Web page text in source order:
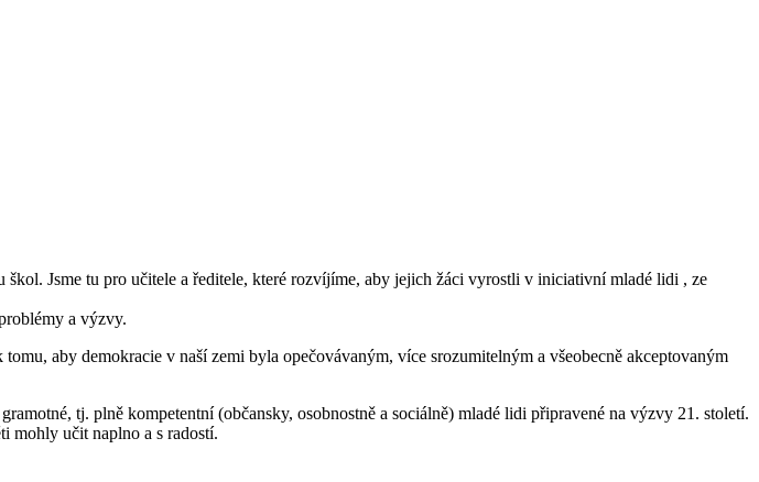
Jsme tu pro učitele a ředitele, které rozvíjíme, aby jejich žáci vyrostli v iniciativní mladé lidi , ze
a výzvy.
aby demokracie v naší zemi byla opečovávaným, více srozumitelným a všeobecně akceptovaným
tj. plně kompetentní (občansky, osobnostně a sociálně) mladé lidi připravené na výzvy 21. století.
mohly učit naplno a s radostí.